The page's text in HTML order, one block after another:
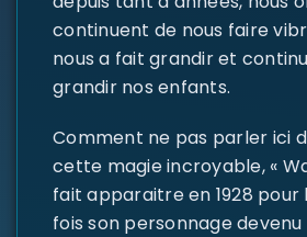
SE CONNECTER
Identifiant ou e-mail*
continuent de nous faire
nous a fait grandir et
grandir nos enfants.
Comment ne pas parler ici
cette magie incroyable, «
fait apparaitre en 1928
fois son personnage